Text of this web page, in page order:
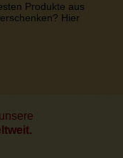
Produkte aus
Hier
unsere